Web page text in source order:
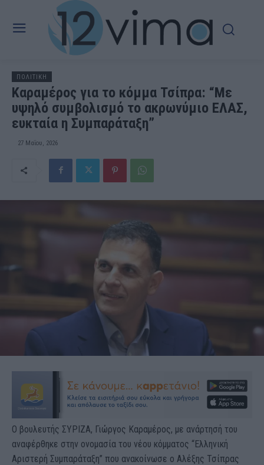
ΠΟΛΙΤΙΚΗ
Καραμέρος για το κόμμα Τσίπρα: “Με
υψηλό συμβολισμό το ακρωνύμιο ΕΛΑΣ,
ευκταία η Συμπαράταξη”
27 Μαΐου, 2026
Ο βουλευτής ΣΥΡΙΖΑ, Γιώργος Καραμέρος, με ανάρτησή του
αναφέρθηκε στην ονομασία του νέου κόμματος “Ελληνική
Αριστερή Συμπαράταξη” που ανακοίνωσε ο Αλέξης Τσίπρας